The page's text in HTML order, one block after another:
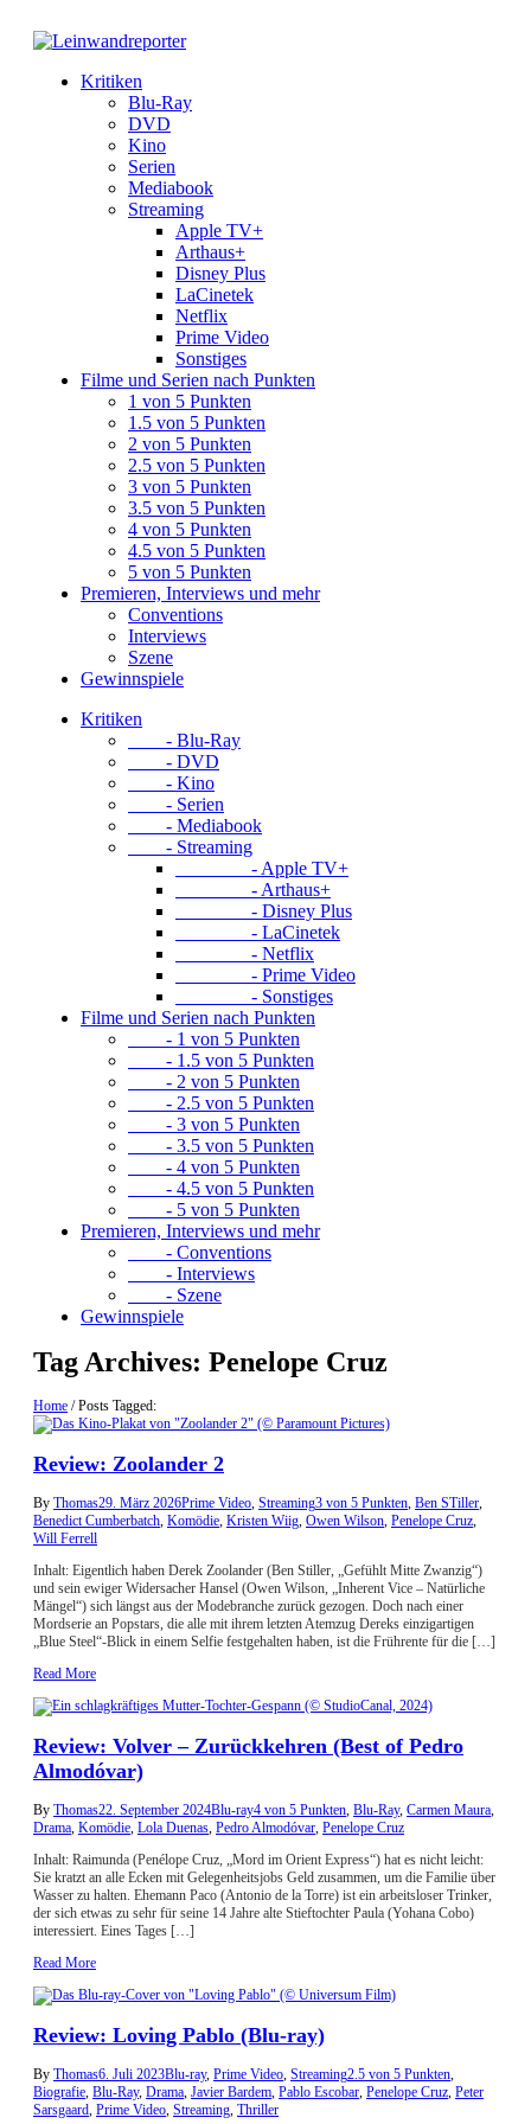
Kritiken
Blu-Ray
DVD
Kino
Serien
Mediabook
Streaming
Apple TV+
Arthaus+
Disney Plus
LaCinetek
Netflix
Prime Video
Sonstiges
Filme und Serien nach Punkten
1 von 5 Punkten
1.5 von 5 Punkten
2 von 5 Punkten
2.5 von 5 Punkten
3 von 5 Punkten
3.5 von 5 Punkten
4 von 5 Punkten
4.5 von 5 Punkten
5 von 5 Punkten
Premieren, Interviews und mehr
Conventions
Interviews
Szene
Gewinnspiele
Kritiken
- Blu-Ray
- DVD
- Kino
- Serien
- Mediabook
- Streaming
- Apple TV+
- Arthaus+
- Disney Plus
- LaCinetek
- Netflix
- Prime Video
- Sonstiges
Filme und Serien nach Punkten
- 1 von 5 Punkten
- 1.5 von 5 Punkten
- 2 von 5 Punkten
- 2.5 von 5 Punkten
- 3 von 5 Punkten
- 3.5 von 5 Punkten
- 4 von 5 Punkten
- 4.5 von 5 Punkten
- 5 von 5 Punkten
Premieren, Interviews und mehr
- Conventions
- Interviews
- Szene
Gewinnspiele
Tag Archives: Penelope Cruz
Home /Posts Tagged:
Review: Zoolander 2
By Thomas29. März 2026Prime Video, Streaming3 von 5 Punkten, Ben STiller,
Benedict Cumberbatch, Komödie, Kristen Wiig, Owen Wilson, Penelope Cruz,
Will Ferrell
Inhalt: Eigentlich haben Derek Zoolander (Ben Stiller, „Gefühlt Mitte Zwanzig“)
und sein ewiger Widersacher Hansel (Owen Wilson, „Inherent Vice – Natürliche
Mängel“) sich längst aus der Modebranche zurück gezogen. Doch nach einer
Mordserie an Popstars, die alle mit ihrem letzten Atemzug Dereks einzigartigen
„Blue Steel“-Blick in einem Selfie festgehalten haben, ist die Frührente für die […]
Read More
Review: Volver – Zurückkehren (Best of Pedro
Almodóvar)
By Thomas22. September 2024Blu-ray4 von 5 Punkten, Blu-Ray, Carmen Maura,
Drama, Komödie, Lola Duenas, Pedro Almodóvar, Penelope Cruz
Inhalt: Raimunda (Penélope Cruz, „Mord im Orient Express“) hat es nicht leicht:
Sie kratzt an alle Ecken mit Gelegenheitsjobs Geld zusammen, um die Familie über
Wasser zu halten. Ehemann Paco (Antonio de la Torre) ist ein arbeitsloser Trinker,
der sich etwas zu sehr für seine 14 Jahre alte Stieftochter Paula (Yohana Cobo)
interessiert. Eines Tages […]
Read More
Review: Loving Pablo (Blu-ray)
By Thomas6. Juli 2023Blu-ray, Prime Video Streaming2.5 von 5 Punkten
Biografie Blu-Ray, Drama Javier Bardem Pablo Escobar Penelope Cruz Peter
Sarsgaard Prime Video Streaming Thriller